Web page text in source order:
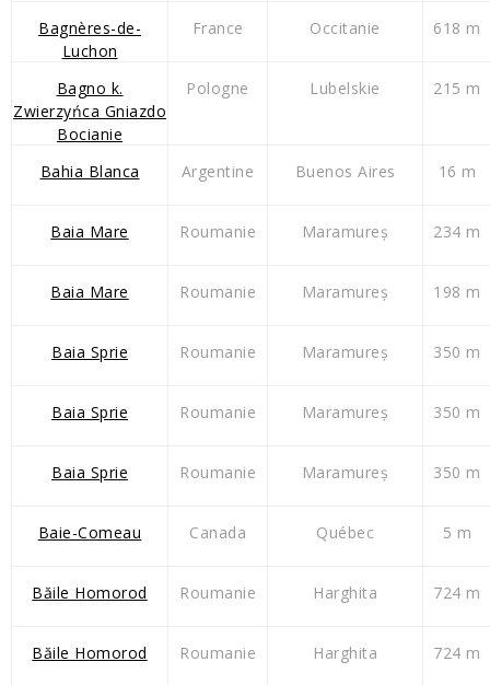
Bagnères-de-
Luchon
France Occitanie 618 m
Bagno k.
Zwierzyńca Gniazdo
Bocianie
Pologne Lubelskie 215 m
Bahia Blanca Argentine Buenos Aires 16 m
Baia Mare Roumanie Maramureș 234 m
Baia Mare Roumanie Maramureș 198 m
Baia Sprie Roumanie Maramureș 350 m
Baia Sprie Roumanie Maramureș 350 m
Baia Sprie Roumanie Maramureș 350 m
Baie-Comeau Canada Québec 5 m
Băile Homorod Roumanie Harghita 724 m
Băile Homorod Roumanie Harghita 724 m